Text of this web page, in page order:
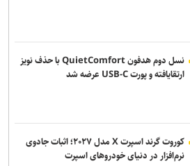
نسل دوم هدفون QuietComfort با حذف نویز
ارتقایافته و پورت USB-C عرضه شد
کوروت گرند اسپرت X مدل ۲۰۲۷؛ اثبات جادوی
نرم‌افزار در دنیای خودروهای اسپرت